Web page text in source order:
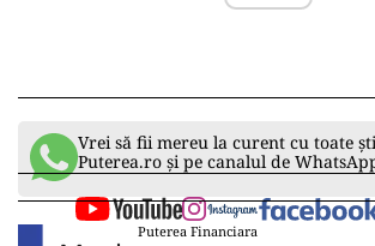
Vrei să fii mereu la curent cu toate
Puterea.ro și pe canalul de
Puterea Financiara